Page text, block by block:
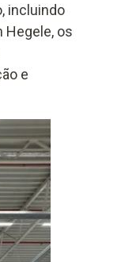
incluindo
Hegele, os
e